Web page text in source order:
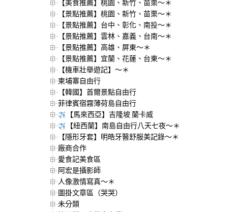
【美食推薦】桃園、新竹、苗栗～＊
【景點推薦】桃園、新竹、苗栗～＊
【景點推薦】台中、彰化、南投～＊
【景點推薦】雲林、嘉義、台南～＊
【景點推薦】高雄、屏東～＊
【景點推薦】宜蘭、花蓮、台東～＊
【機車壯舉遊記】～＊
柬埔寨自由行
【韓國】首爾景點自由行
菲律賓宿霧薄荷島自由行
【馬來西亞】吉隆坡 蘭卡威
【紐西蘭】南島自由行八天七夜～＊
【隱形牙套】明皓牙醫舒服美記錄～＊
廠商合作
愛食記美食區
阿宏是攝影師
人像激情寫真～＊
圖掛文章區（哭哭）
未分類